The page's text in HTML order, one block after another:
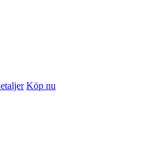
Köp nu